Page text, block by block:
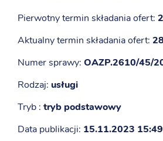
Pierwotny termin składania ofert:
Aktualny termin składania ofert:
Numer sprawy: OAZP.2610/45/
Rodzaj: usługi
Tryb : tryb podstawowy
Data publikacji: 15.11.2023 15:49